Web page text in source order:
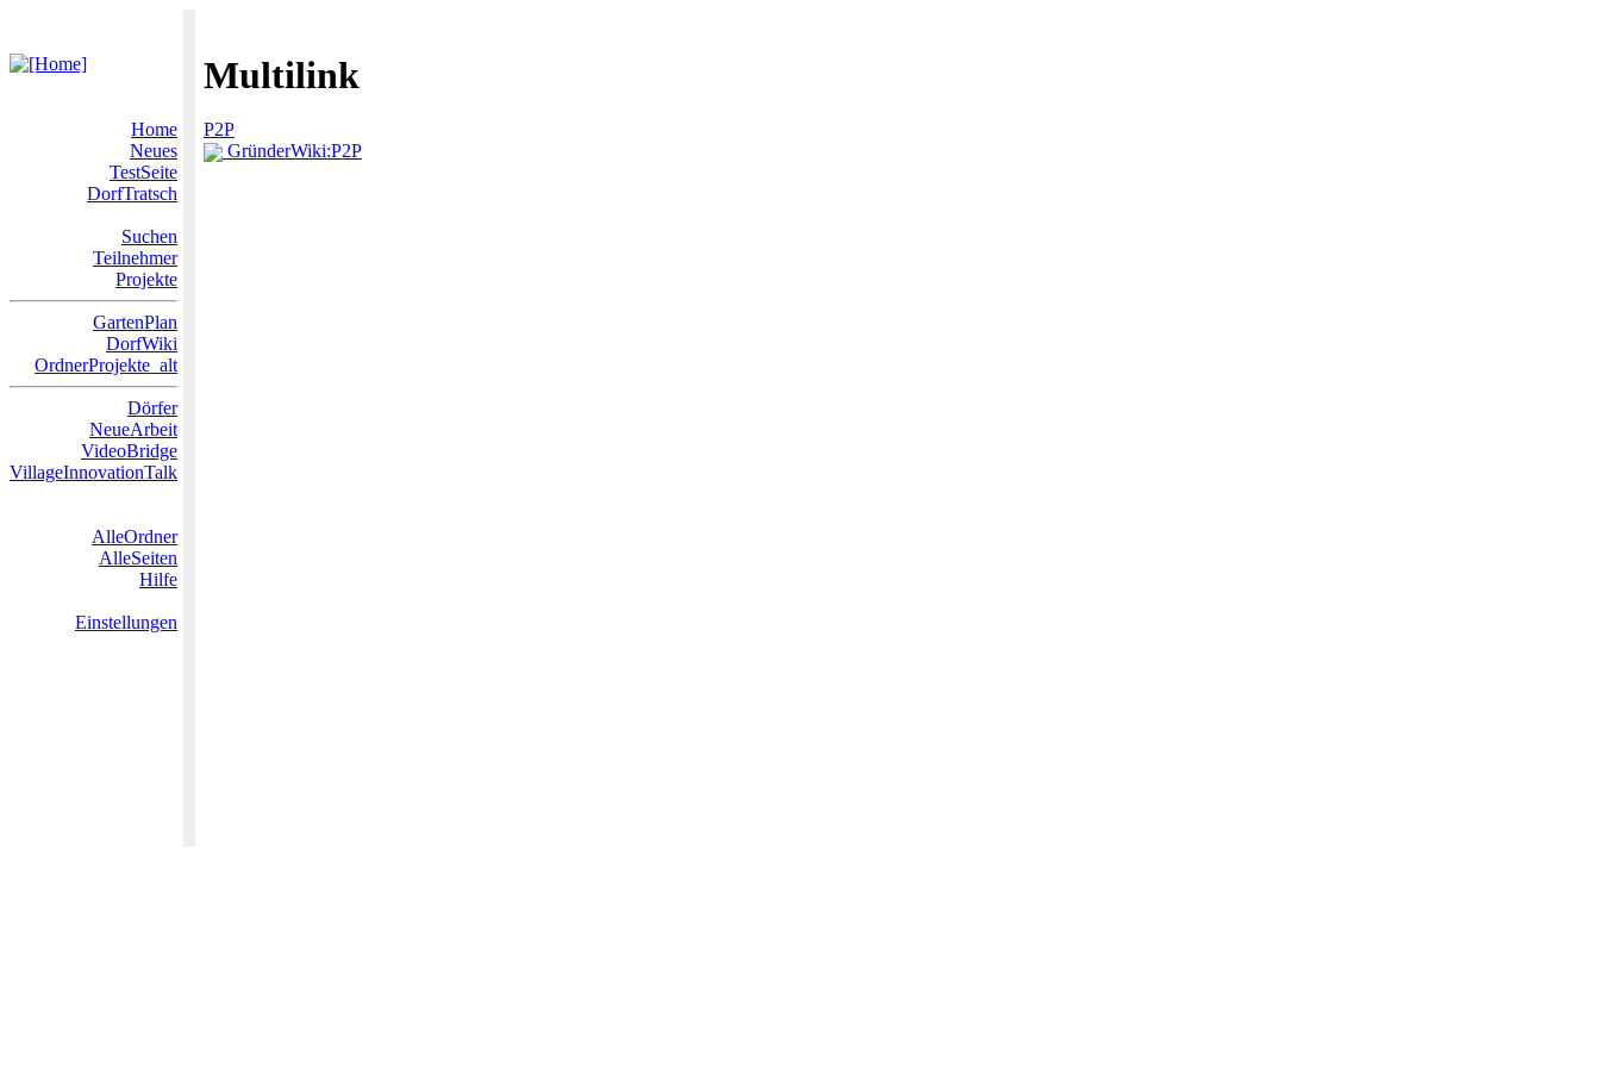
Multilink
Home
Neues
TestSeite
DorfTratsch
Suchen
Teilnehmer
Projekte
GartenPlan
DorfWiki
OrdnerProjekte_alt
Dörfer
NeueArbeit
VideoBridge
VillageInnovationTalk
AlleOrdner
AlleSeiten
Hilfe
Einstellungen
P2P
GründerWiki:P2P